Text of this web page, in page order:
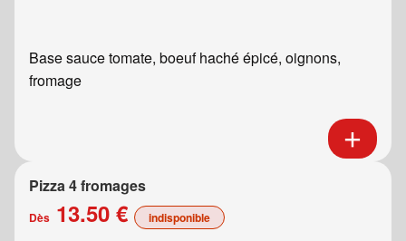
Base sauce tomate, boeuf haché épicé, oignons,
fromage
Pizza 4 fromages
Dès 13.50 € indisponible